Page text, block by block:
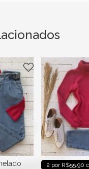
2 por R$55.90